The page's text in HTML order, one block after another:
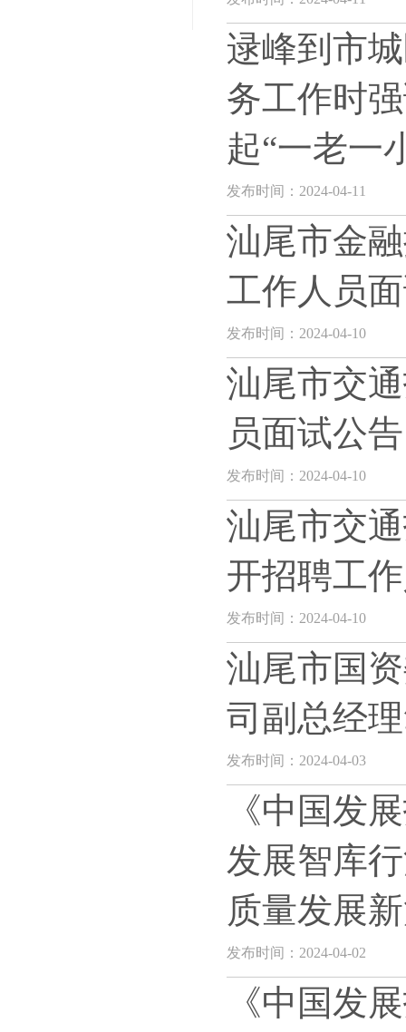
逯峰到市
务工作时
起“一老一
发布时间：2024-04-11
汕尾市金
工作人员
发布时间：2024-04-10
汕尾市交
员面试公告
发布时间：2024-04-10
汕尾市交
开招聘工
发布时间：2024-04-10
汕尾市国
司副总经
发布时间：2024-04-03
《中国发
发展智库
质量发展
发布时间：2024-04-02
《中国发